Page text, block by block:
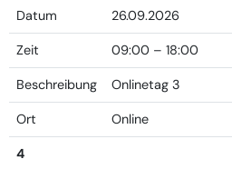
Datum 26.09.2026
Zeit 09:00 – 18:00
Beschreibung Onlinetag 3
Ort Online
4